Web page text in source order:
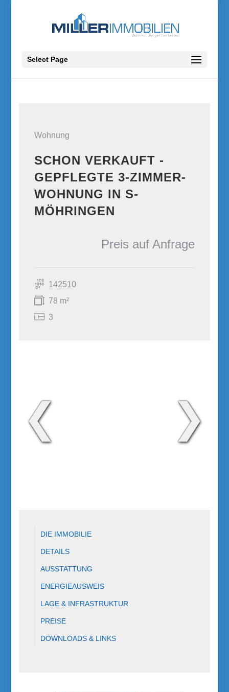
Select Page
Wohnung
SCHON VERKAUFT -
GEPFLEGTE 3-ZIMMER-
WOHNUNG IN S-
MÖHRINGEN
Preis auf Anfrage
142510
78 m²
3
❮ ❯
DIE IMMOBILIE
DETAILS
AUSSTATTUNG
ENERGIEAUSWEIS
LAGE & INFRASTRUKTUR
PREISE
DOWNLOADS & LINKS